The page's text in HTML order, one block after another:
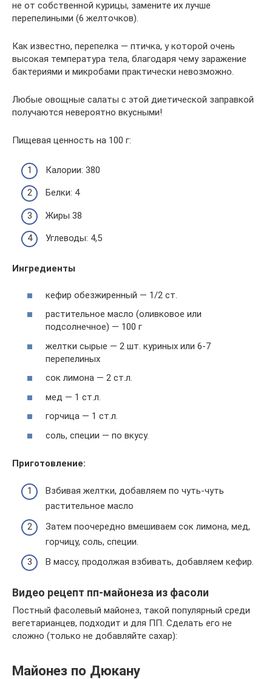
не от собственной курицы, замените их лучше
перепелиными (6 желточков).
Как известно, перепелка — птичка, у которой очень
высокая температура тела, благодаря чему заражение
бактериями и микробами практически невозможно.
Любые овощные салаты с этой диетической заправкой
получаются невероятно вкусными!
Пищевая ценность на 100 г:
Калории: 380
Белки: 4
Жиры 38
Углеводы: 4,5
Ингредиенты
кефир обезжиренный — 1/2 ст.
растительное масло (оливковое или
подсолнечное) — 100 г
желтки сырые — 2 шт. куриных или 6-7
перепелиных
сок лимона — 2 ст.л.
мед — 1 ст.л.
горчица — 1 ст.л.
соль, специи — по вкусу.
Приготовление:
Взбивая желтки, добавляем по чуть-чуть
растительное масло
Затем поочередно вмешиваем сок лимона, мед,
горчицу, соль, специи.
В массу, продолжая взбивать, добавляем кефир.
Видео рецепт пп-майонеза из фасоли
Постный фасолевый майонез, такой популярный среди
вегетарианцев, подходит и для ПП. Сделать его не
сложно (только не добавляйте сахар):
Майонез по Дюкану